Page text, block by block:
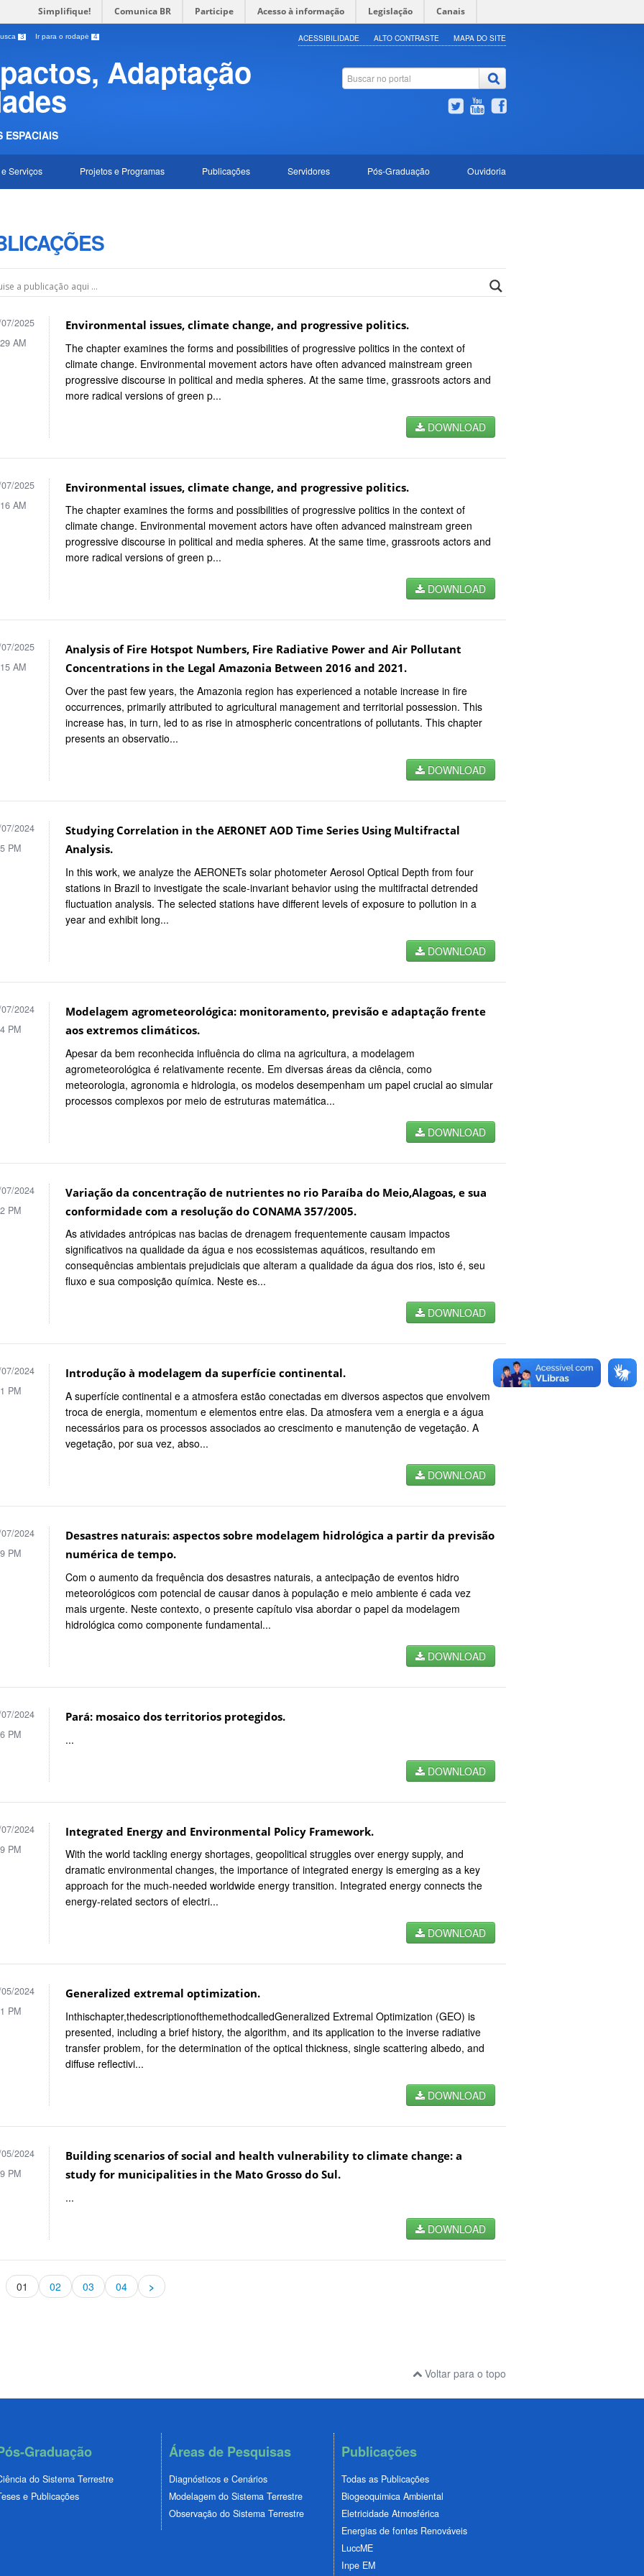
Simplifique! Comunica BR Participe Acesso à informação Legislação Canais
3 Ir para o rodapé 4 ACESSIBILIDADE ALTO CONTRASTE MAPA DO SITE
Adaptação
ESPACIAIS
Serviços Projetos e Programas Publicações Servidores Pós-Graduação Ouvidoria
Environmental issues, climate change, and progressive politics.
The chapter examines the forms and possibilities of progressive politics in the context of
climate change. Environmental movement actors have often advanced mainstream green
progressive discourse in political and media spheres. At the same time, grassroots actors and
more radical versions of green p...
DOWNLOAD
2025
AM
Environmental issues, climate change, and progressive politics.
The chapter examines the forms and possibilities of progressive politics in the context of
climate change. Environmental movement actors have often advanced mainstream green
progressive discourse in political and media spheres. At the same time, grassroots actors and
more radical versions of green p...
DOWNLOAD
2025
AM
Analysis of Fire Hotspot Numbers, Fire Radiative Power and Air Pollutant
Concentrations in the Legal Amazonia Between 2016 and 2021.
Over the past few years, the Amazonia region has experienced a notable increase in fire
occurrences, primarily attributed to agricultural management and territorial possession. This
increase has, in turn, led to as rise in atmospheric concentrations of pollutants. This chapter
presents an observatio...
DOWNLOAD
2025
AM
Studying Correlation in the AERONET AOD Time Series Using Multifractal
Analysis.
In this work, we analyze the AERONETs solar photometer Aerosol Optical Depth from four
stations in Brazil to investigate the scale-invariant behavior using the multifractal detrended
fluctuation analysis. The selected stations have different levels of exposure to pollution in a
year and exhibit long...
DOWNLOAD
2024
PM
Modelagem agrometeorológica: monitoramento, previsão e adaptação frente
aos extremos climáticos.
Apesar da bem reconhecida influência do clima na agricultura, a modelagem
agrometeorológica é relativamente recente. Em diversas áreas da ciência, como
meteorologia, agronomia e hidrologia, os modelos desempenham um papel crucial ao simular
processos complexos por meio de estruturas matemática...
DOWNLOAD
2024
PM
Variação da concentração de nutrientes no rio Paraíba do Meio,Alagoas, e sua
conformidade com a resolução do CONAMA 357/2005.
As atividades antrópicas nas bacias de drenagem frequentemente causam impactos
significativos na qualidade da água e nos ecossistemas aquáticos, resultando em
consequências ambientais prejudiciais que alteram a qualidade da água dos rios, isto é, seu
fluxo e sua composição química. Neste es...
DOWNLOAD
2024
PM
Introdução à modelagem da superfície continental.
A superfície continental e a atmosfera estão conectadas em diversos aspectos que envolvem
troca de energia, momentum e elementos entre elas. Da atmosfera vem a energia e a água
necessários para os processos associados ao crescimento e manutenção de vegetação. A
vegetação, por sua vez, abso...
DOWNLOAD
2024
PM
Desastres naturais: aspectos sobre modelagem hidrológica a partir da previsão
numérica de tempo.
Com o aumento da frequência dos desastres naturais, a antecipação de eventos hidro
meteorológicos com potencial de causar danos à população e meio ambiente é cada vez
mais urgente. Neste contexto, o presente capítulo visa abordar o papel da modelagem
hidrológica como componente fundamental...
DOWNLOAD
2024
PM
Pará: mosaico dos territorios protegidos.
...
DOWNLOAD
2024
PM
Integrated Energy and Environmental Policy Framework.
With the world tackling energy shortages, geopolitical struggles over energy supply, and
dramatic environmental changes, the importance of integrated energy is emerging as a key
approach for the much-needed worldwide energy transition. Integrated energy connects the
energy-related sectors of electri...
DOWNLOAD
2024
PM
Generalized extremal optimization.
Inthischapter,thedescriptionofthemethodcalledGeneralized Extremal Optimization (GEO) is
presented, including a brief history, the algorithm, and its application to the inverse radiative
transfer problem, for the determination of the optical thickness, single scattering albedo, and
diffuse reflectivi...
DOWNLOAD
2024
PM
Building scenarios of social and health vulnerability to climate change: a
study for municipalities in the Mato Grosso do Sul.
...
DOWNLOAD
2024
PM
01 02 03 04 >
Voltar para o topo
Graduação
do Sistema Terrestre
e Publicações
Áreas de Pesquisas
Diagnósticos e Cenários
Modelagem do Sistema Terrestre
Observação do Sistema Terrestre
Publicações
Todas as Publicações
Biogeoquimica Ambiental
Eletricidade Atmosférica
Energias de fontes Renováveis
LuccME
Inpe EM